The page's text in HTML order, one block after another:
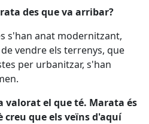
des que va arribar?
s'han anat modernitzant,
vendre els terrenys, que
per urbanitzar, s'han
valorat el que té. Marata és
que els veïns d'aquí